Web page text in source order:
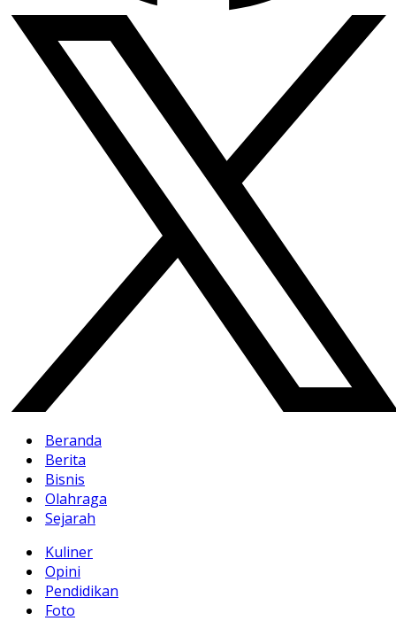
Beranda
Berita
Bisnis
Olahraga
Sejarah
Kuliner
Opini
Pendidikan
Foto